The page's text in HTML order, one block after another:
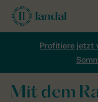
Profitiere jetzt
Mit dem